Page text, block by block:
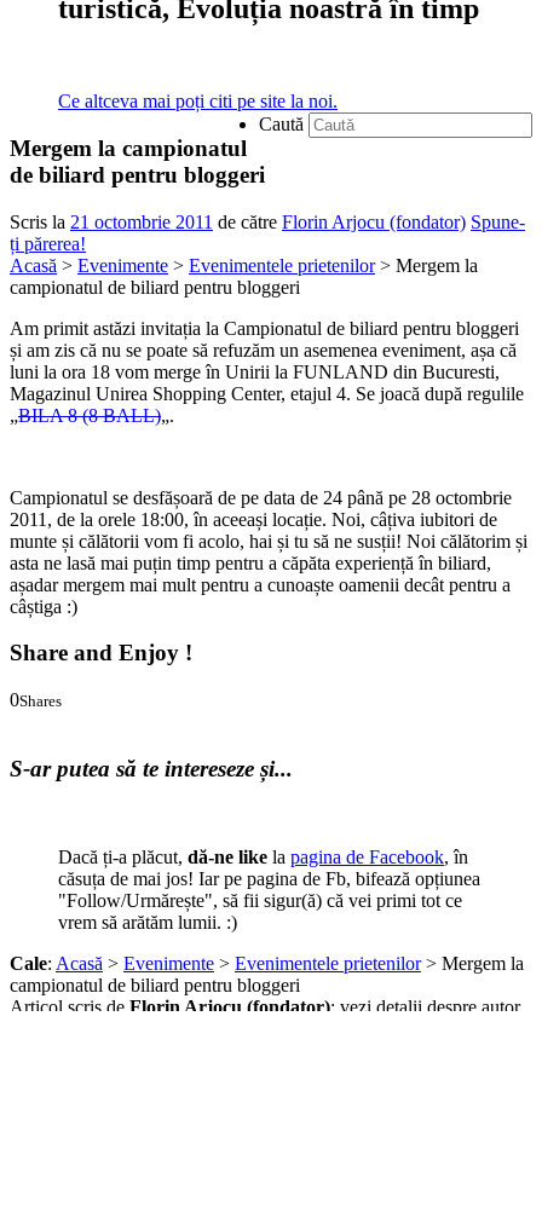
turistică, Evoluția noastră în timp
Ce altceva mai poți citi pe site la noi.
Caută
Mergem la campionatul
de biliard pentru bloggeri
Scris la 21 octombrie 2011 de către Florin Arjocu (fondator) Spune-
ți părerea!
Acasă > Evenimente > Evenimentele prietenilor> Mergem la
campionatul de biliard pentru bloggeri
Am primit astăzi invitația la Campionatul de biliard pentru bloggeri
și am zis că nu se poate să refuzăm un asemenea eveniment, așa că
luni la ora 18 vom merge în Unirii la FUNLAND din Bucuresti,
Magazinul Unirea Shopping Center, etajul 4. Se joacă după regulile
„BILA 8 (8 BALL)„.
Campionatul se desfășoară de pe data de 24 până pe 28 octombrie
2011, de la orele 18:00, în aceeași locație. Noi, câțiva iubitori de
munte și călătorii vom fi acolo, hai și tu să ne susții! Noi călătorim și
asta ne lasă mai puțin timp pentru a căpăta experiență în biliard,
așadar mergem mai mult pentru a cunoaște oamenii decât pentru a
câștiga :)
Share and Enjoy !
0Shares
S-ar putea să te intereseze și...
Dacă ți-a plăcut, dă-ne like la pagina de Facebook, în
căsuța de mai jos! Iar pe pagina de Fb, bifează opțiunea
"Follow/Urmărește", să fii sigur(ă) că vei primi tot ce
vrem să arătăm lumii. :)
Cale: Acasă > Evenimente > Evenimentele prietenilor> Mergem la
campionatul de biliard pentru bloggeri
Articol scris de Florin Arjocu (fondator): vezi detalii despre autor.